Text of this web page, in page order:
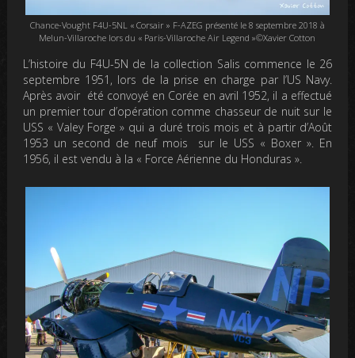
Chance-Vought F4U-5NL « Corsair » F-AZEG présenté le 8 septembre 2018 à
Melun-Villaroche lors du « Paris-Villaroche Air Legend »©Xavier Cotton
L’histoire du F4U-5N de la collection Salis commence le 26
septembre 1951, lors de la prise en charge par l’US Navy.
Après avoir été convoyé en Corée en avril 1952, il a effectué
un premier tour d’opération comme chasseur de nuit sur le
USS « Valey Forge » qui a duré trois mois et à partir d’Août
1953 un second de neuf mois sur le USS « Boxer ». En
1956, il est vendu à la « Force Aérienne du Honduras ».